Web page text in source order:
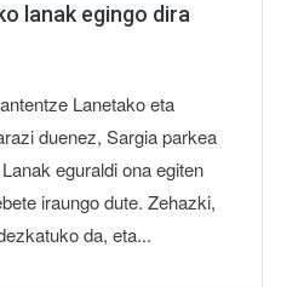
lanak egingo dira
Lanetako eta
duenez, Sargia parkea
eguraldi ona egiten
iraungo dute. Zehazki,
da, eta...